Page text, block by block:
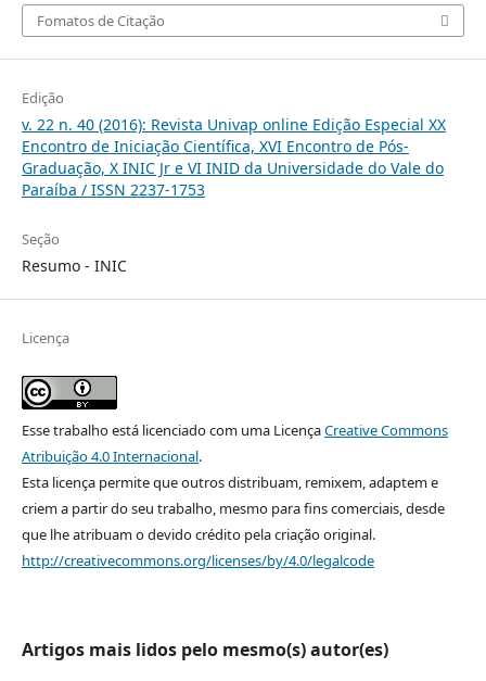
Fomatos de Citação
Edição
v. 22 n. 40 (2016): Revista Univap online Edição Especial XX
Encontro de Iniciação Científica, XVI Encontro de Pós-
Graduação, X INIC Jr e VI INID da Universidade do Vale do
Paraíba / ISSN 2237-1753
Seção
Resumo - INIC
Licença
Esse trabalho está licenciado com uma LicençaCreative Commons
Atribuição 4.0 Internacional.
Esta licença permite que outros distribuam, remixem, adaptem e
criem a partir do seu trabalho, mesmo para fins comerciais, desde
que lhe atribuam o devido crédito pela criação original.
http://creativecommons.org/licenses/by/4.0/legalcode
Artigos mais lidos pelo mesmo(s) autor(es)